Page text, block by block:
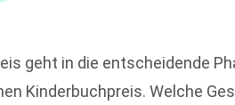
geht in die entscheidende
Kinderbuchpreis. Welche